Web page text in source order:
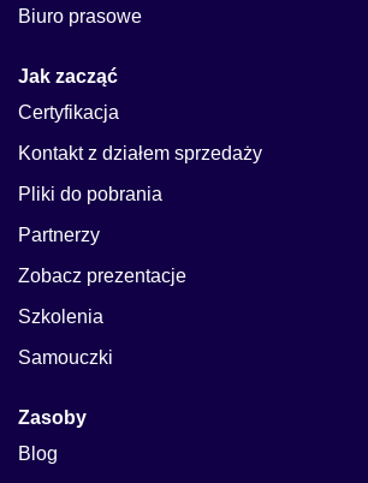
Biuro prasowe
Jak zacząć
Certyfikacja
Kontakt z działem sprzedaży
Pliki do pobrania
Partnerzy
Zobacz prezentacje
Szkolenia
Samouczki
Zasoby
Blog